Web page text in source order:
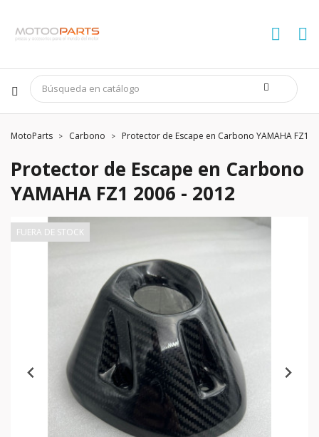
MotoParts Carbono Protector de Escape en Carbono YAMAHA FZ1
Protector de Escape en Carbono
YAMAHA FZ1 2006 - 2012
FUERA DE STOCK